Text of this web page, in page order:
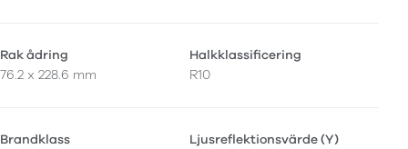
Rak ådring
76.2 x 228.6 mm
Halkklassificering
R10
Brandklass
Ljusreflektionsvärde (Y)